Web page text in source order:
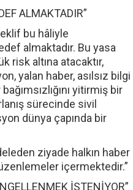
ALMAKTADIR”
bu hâliyle
almaktadır. Bu yasa
risk altına atacaktır,
yalan haber, asılsız bilgi
yitirmiş bir
sürecinde sivil
dünya çapında bir
ziyade halkın haber
içermektedir.”
İSTENİYOR”